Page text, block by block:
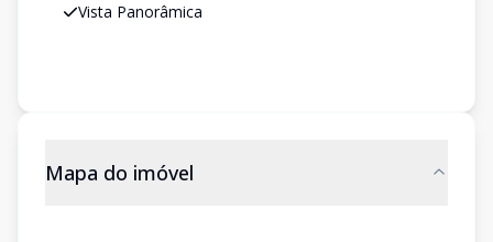
Vista Panorâmica
Mapa do imóvel